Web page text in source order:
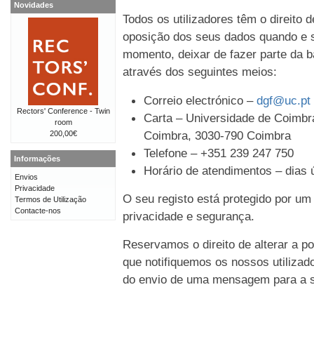
Todos os utilizadores têm o direito
oposição dos seus dados quando e
momento, deixar de fazer parte da
através dos seguintes meios:
Correio electrónico – dgf@uc.pt
Carta – Universidade de
Coimbra, 3030-790 Coimbra
Telefone – +351 239 247 750
Horário de atendimentos – dias
O seu registo está protegido por
privacidade e segurança.
Reservamos o direito de alterar a
que notifiquemos os nossos
do envio de uma mensagem para
Novidades
Rectors' Conference - Twin
room
200,00€
Informações
Envios
Privacidade
Termos de Utilização
Contacte-nos